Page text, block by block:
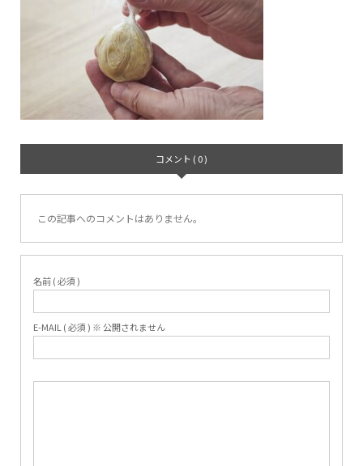
コメント ( 0 )
この記事へのコメントはありません。
名前 ( 必須 )
E-MAIL ( 必須 ) ※ 公開されません